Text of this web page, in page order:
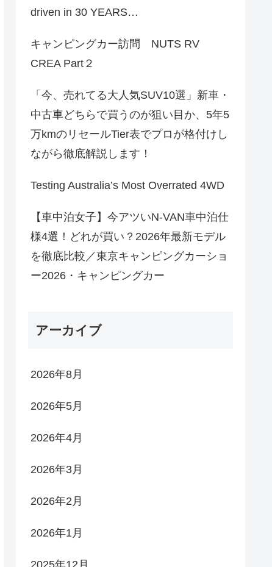
driven in 30 YEARS…
キャンピングカー訪問 NUTS RV
CREA Part２
「今、売れてる大人気SUV10選」新車・
中古車どちらで買うのが狙い目か、5年5
万kmのリセールTier表でプロが格付けし
ながら徹底解説します！
Testing Australia’s Most Overrated 4WD
【車中泊女子】今アツいN-VAN車中泊仕
様4選！どれが買い？2026年最新モデル
を徹底比較／東京キャンピングカーショ
ー2026・キャンピングカー
アーカイブ
2026年8月
2026年5月
2026年4月
2026年3月
2026年2月
2026年1月
2025年12月